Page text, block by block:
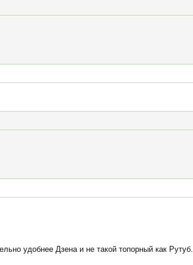
удобнее Дзена и не такой топорный как Рутуб.